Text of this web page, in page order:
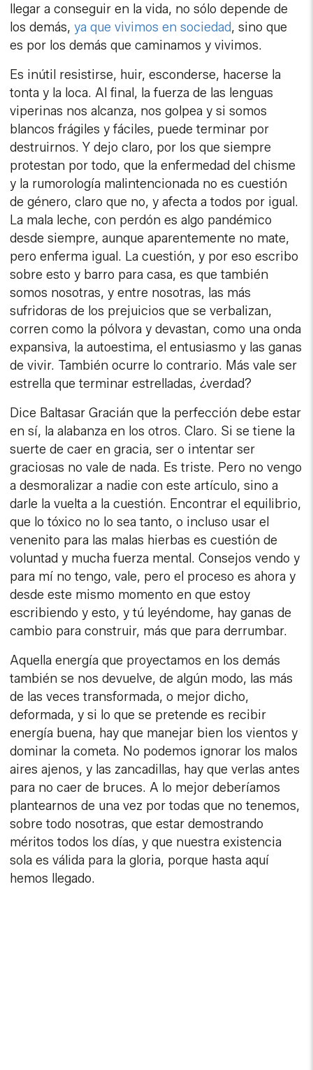
llegar a conseguir en la vida, no sólo depende de
los demás,ya que vivimos en sociedad, sino que
es por los demás que caminamos y vivimos.
Es inútil resistirse, huir, esconderse, hacerse la
tonta y la loca. Al final, la fuerza de las lenguas
viperinas nos alcanza, nos golpea y si somos
blancos frágiles y fáciles, puede terminar por
destruirnos. Y dejo claro, por los que siempre
protestan por todo, que la enfermedad del chisme
y la rumorología malintencionada no es cuestión
de género, claro que no, y afecta a todos por igual.
La mala leche, con perdón es algo pandémico
desde siempre, aunque aparentemente no mate,
pero enferma igual. La cuestión, y por eso escribo
sobre esto y barro para casa, es que también
somos nosotras, y entre nosotras, las más
sufridoras de los prejuicios que se verbalizan,
corren como la pólvora y devastan, como una onda
expansiva, la autoestima, el entusiasmo y las ganas
de vivir. También ocurre lo contrario. Más vale ser
estrella que terminar estrelladas, ¿verdad?
Dice Baltasar Gracián que la perfección debe estar
en sí, la alabanza en los otros. Claro. Si se tiene la
suerte de caer en gracia, ser o intentar ser
graciosas no vale de nada. Es triste. Pero no vengo
a desmoralizar a nadie con este artículo, sino a
darle la vuelta a la cuestión. Encontrar el equilibrio,
que lo tóxico no lo sea tanto, o incluso usar el
venenito para las malas hierbas es cuestión de
voluntad y mucha fuerza mental. Consejos vendo y
para mí no tengo, vale, pero el proceso es ahora y
desde este mismo momento en que estoy
escribiendo y esto, y tú leyéndome, hay ganas de
cambio para construir, más que para derrumbar.
Aquella energía que proyectamos en los demás
también se nos devuelve, de algún modo, las más
de las veces transformada, o mejor dicho,
deformada, y si lo que se pretende es recibir
energía buena, hay que manejar bien los vientos y
dominar la cometa. No podemos ignorar los malos
aires ajenos, y las zancadillas, hay que verlas antes
para no caer de bruces. A lo mejor deberíamos
plantearnos de una vez por todas que no tenemos,
sobre todo nosotras, que estar demostrando
méritos todos los días, y que nuestra existencia
sola es válida para la gloria, porque hasta aquí
hemos llegado.